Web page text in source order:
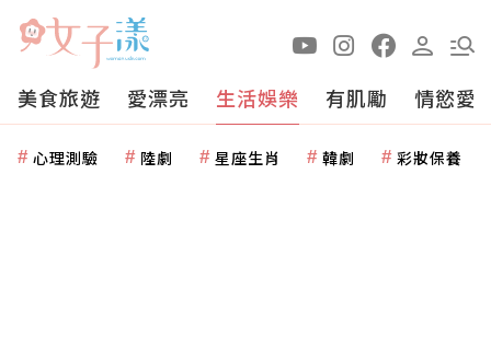
美食旅遊 愛漂亮 生活娛樂 有肌勵 情慾愛
心理測驗 陸劇 星座生肖 韓劇 彩妝保養